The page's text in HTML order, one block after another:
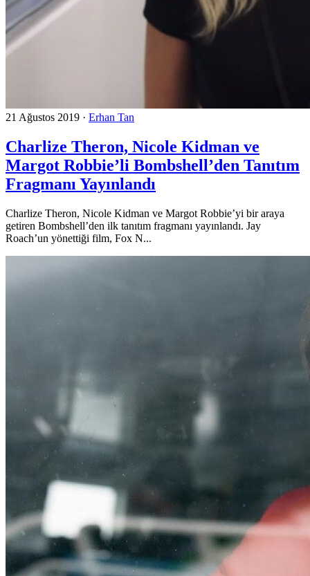
21 Ağustos 2019 · Erhan Tan
Charlize Theron, Nicole Kidman ve
Margot Robbie’li Bombshell’den Tanıtım
Fragmanı Yayınlandı
Charlize Theron, Nicole Kidman ve Margot Robbie’yi bir araya
getiren Bombshell’den ilk tanıtım fragmanı yayınlandı. Jay
Roach’un yönettiği film, Fox N...